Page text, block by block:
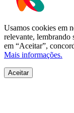
Usamos cookies em
relevante, lembrando
em “Aceitar”,
Mais informações.
Aceitar